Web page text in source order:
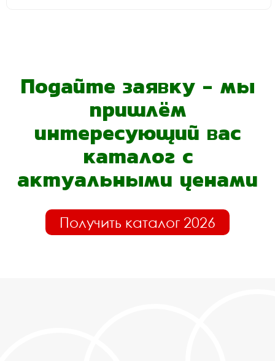
Подайте заявку - мы
пришлём
интересующий вас
каталог с
актуальными ценами
Получить каталог 2026